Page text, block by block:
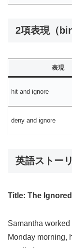
2項表現（
表現
hit and ignore
deny and ignore
英語ストー
Title: The Ignored
Samantha
Monday morning,